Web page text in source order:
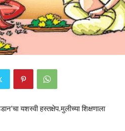
यशस्वी हस्तक्षेप.मुलीच्या शिक्षणाला